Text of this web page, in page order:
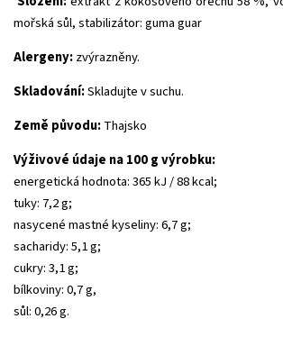
mořská sůl, stabilizátor: guma guar
Alergeny:zvýrazněny.
Skladování:Skladujte v suchu.
Země původu:Thajsko
Výživové údaje na 100 g výrobku:
energetická hodnota: 365 kJ / 88 kcal;
tuky: 7,2 g;
nasycené mastné kyseliny: 6,7 g;
sacharidy: 5,1 g;
cukry: 3,1 g;
bílkoviny: 0,7 g,
sůl: 0,26 g.